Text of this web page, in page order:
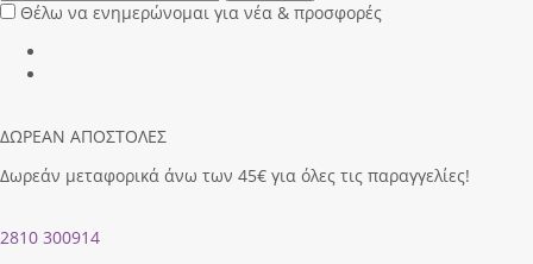
Θέλω να ενημερώνομαι για νέα & προσφορές
ΔΩΡΕΑΝ ΑΠΟΣΤΟΛΕΣ
Δωρεάν μεταφορικά άνω των 45€ για όλες τις παραγγελίες!
2810 300914